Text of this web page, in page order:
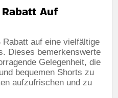
Auf
auf eine vielfältige
Dieses bemerkenswerte
Gelegenheit, die
bequemen Shorts zu
aufzufrischen und zu